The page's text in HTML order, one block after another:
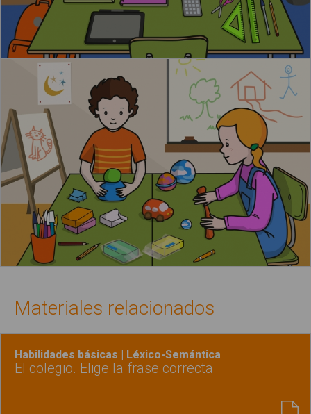
Materiales relacionados
Habilidades básicas | Léxico-Semántica
El colegio. Elige la frase correcta